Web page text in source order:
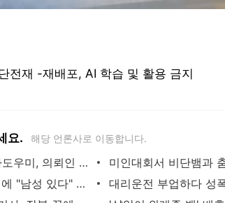
전재 -재배포, AI 학습 및 활용 금지
요. 해당 언론사로 이동합니다.
'당근'에서 구한 20대 가사도우미, 의뢰인 모친 유품 훔쳐가 | 연합뉴스
캐리비안 베이 여자탈의실에 "남성 있다" 신고 | 연합뉴스